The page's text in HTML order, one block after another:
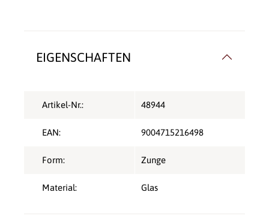
EIGENSCHAFTEN
Artikel-Nr.: 48944
EAN: 9004715216498
Form: Zunge
Material: Glas